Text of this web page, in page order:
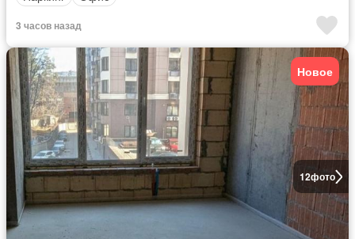
3 часов назад
12фото
Новое